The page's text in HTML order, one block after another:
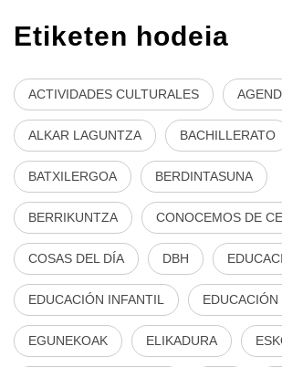
Etiketen hodeia
ACTIVIDADES CULTURALES
ALKAR LAGUNTZA BACHILLERATO
BATXILERGOA BERDINTASUNA
BERRIKUNTZA CONOCEMOS DE
COSAS DEL DÍA DBH
EDUCACIÓN INFANTIL EDUCACIÓN
EGUNEKOAK ELIKADURA